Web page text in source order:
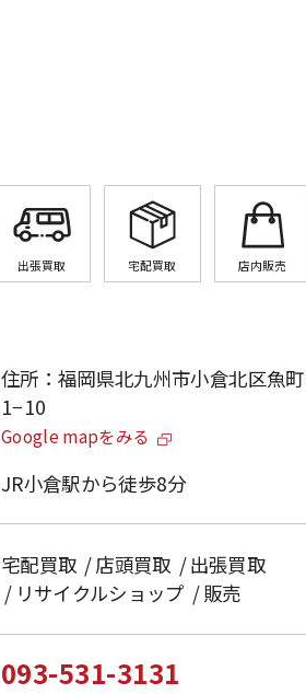
出張買取 宅配買取 店内販売
住所：福岡県北九州市小倉北区魚
1−10
Google mapをみる
JR小倉駅から徒歩8分
宅配買取 店頭買取
出張買取
リサイクルショップ
販売
093-531-3131